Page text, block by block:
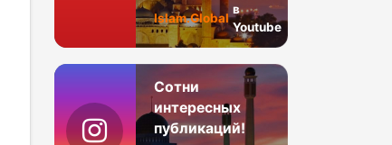
Islam.Global
в
Youtube
Сотни
интересных
публикаций!